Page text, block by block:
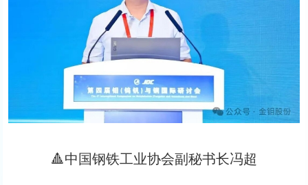
🔺中国钢铁工业协会副秘书长冯超